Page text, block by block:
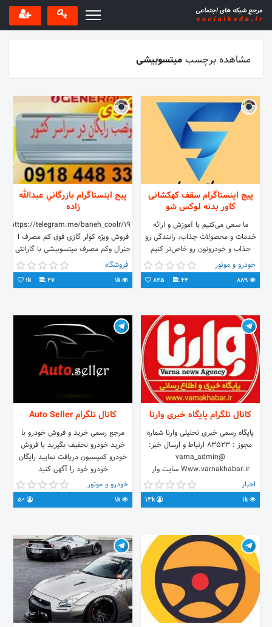
مشاهده برچسبمیتسوبیشی
پیج اینستاگرام سقف کهکشانی
کاور بدنه لوکس شو
ما سعی می‌کنیم با آموزش و ارائه
خدمات و محصولات جذاب، رانندگی‌ رو
جذاب و خودرو‌تون رو خاص‌تر کنیم
9020125525-02188679584
#سقف_کهکشانی اطلاعات بیشتر در
خودرو و موتور
44
825
پیج اینستاگرام بازرگاني عبدالله
زاده
https://telegram.me/baneh_coolr/19
فروش ویژه کولر گازی فوق کم مصرف ا
جنرال وکم مصرف میتسوبیشی با گارانتی
و نصب رایگان تحویل درمحل با گرید
انرژی A++
فروشگاه
1k
47
1k
کانال تلگرام پایگاه خبری وارنا
پایگاه رسمی خبری تحلیلی وارنا شماره
مجوز : ۸۳۵۲۳ ارتباط و ارسال خبر:
@varna_admin
Www.varnakhabar.ir سایت وار
🔴لینک کانال 👇
https://t.me/joinchat/AAAAAEJfEG4We3zuiudpDA
@varna_tabligh
اخبار
1k
13k
کانال تلگرام Auto Seller
مرجع رسمی خرید و فروش خودرو با
خرید خودرو تخفیف بگیرید با فروش
خودرو کمیسیون دریافت نمایید رایگان
خودرو خود را آگهی کنید
خودرو و موتور
1k